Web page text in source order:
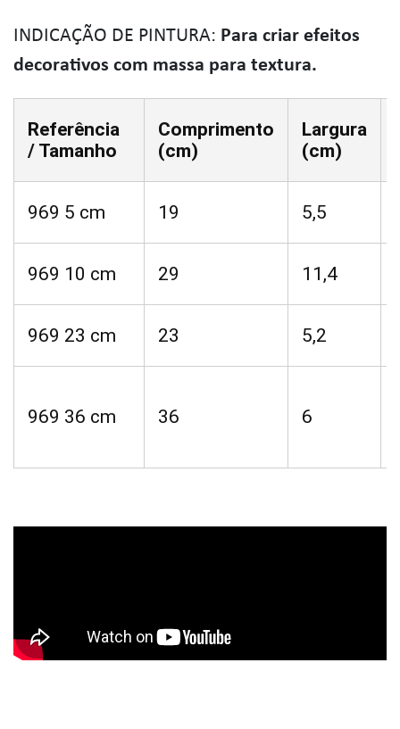
INDICAÇÃO DE PINTURA: Para criar efeitos
decorativos com massa para textura.
Referência
/ Tamanho
Comprimento
(cm)
Largura
(cm)
969 5 cm 19 5,5
969 10 cm 29 11,4
969 23 cm 23 5,2
969 36 cm 36 6